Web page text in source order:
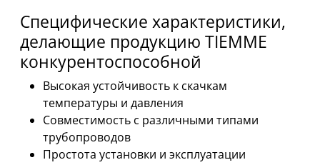
Специфические характеристики,
делающие продукцию TIEMME
конкурентоспособной
Высокая устойчивость к скачкам
температуры и давления
Совместимость с различными типами
трубопроводов
Простота установки и эксплуатации